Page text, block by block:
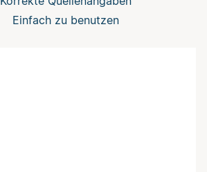
Einfach zu benutzen